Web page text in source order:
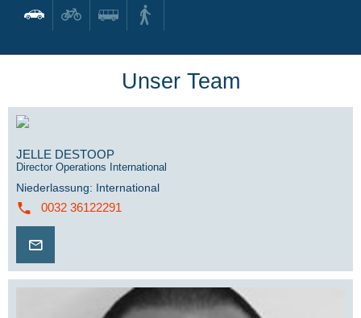
Unser Team
JELLE DESTOOP
Director Operations International
Niederlassung: International
0032 36122291